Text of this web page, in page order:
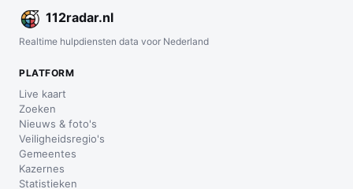
112radar.nl
Realtime hulpdiensten data voor Nederland
PLATFORM
Live kaart
Zoeken
Nieuws & foto's
Veiligheidsregio's
Gemeentes
Kazernes
Statistieken